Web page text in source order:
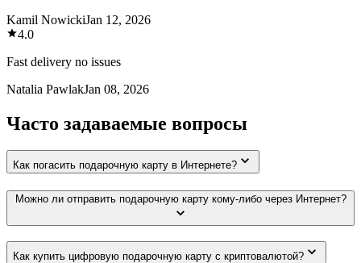
Kamil NowickiJan 12, 2026
4.0
Fast delivery no issues
Natalia PawlakJan 08, 2026
Часто задаваемые вопросы
Как погасить подарочную карту в Интернете?
Можно ли отправить подарочную карту кому-либо через Интернет?
Как купить цифровую подарочную карту с криптовалютой?